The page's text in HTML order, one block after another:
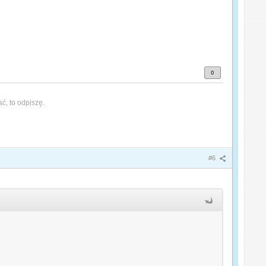
0
to odpiszę.
#6